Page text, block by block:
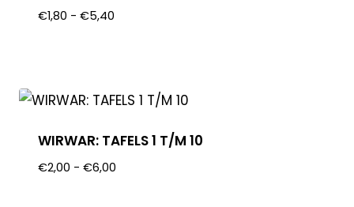
€1,80 - €5,40
WIRWAR: TAFELS 1 T/M 10
€2,00 - €6,00